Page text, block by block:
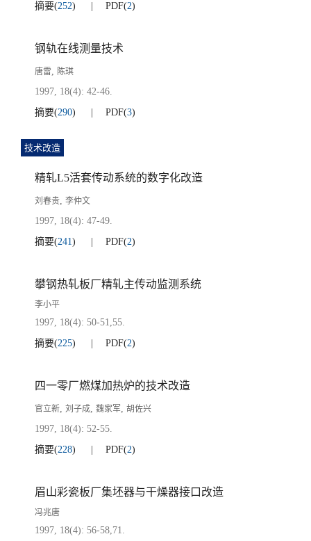
摘要(252) PDF(2)
钢轨在线测量技术
唐雷, 陈琪
1997, 18(4): 42-46.
摘要(290) PDF(3)
技术改造
精轧L5活套传动系统的数字化改造
刘春贵, 李仲文
1997, 18(4): 47-49.
摘要(241) PDF(2)
攀钢热轧板厂精轧主传动监测系统
李小平
1997, 18(4): 50-51,55.
摘要(225) PDF(2)
四一零厂燃煤加热炉的技术改造
官立新, 刘子成, 魏家军, 胡佐兴
1997, 18(4): 52-55.
摘要(228) PDF(2)
眉山彩瓷板厂集坯器与干燥器接口改造
冯兆唐
1997, 18(4): 56-58,71.